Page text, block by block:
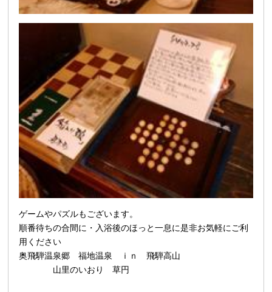
ゲームやパズルもございます。
順番待ちの合間に・入浴後のほっと一息に是非お気軽にご利
用ください
奥飛騨温泉郷 福地温泉 ｉｎ 飛騨高山
山里のいおり 草円